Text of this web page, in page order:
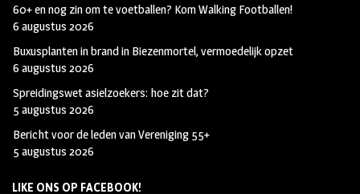
60+ en nog zin om te voetballen? Kom Walking Footballen!
6 augustus 2026
Buxusplanten in brand in Biezenmortel, vermoedelijk opzet
6 augustus 2026
Spreidingswet asielzoekers: hoe zit dat?
5 augustus 2026
Bericht voor de leden van Vereniging 55+
5 augustus 2026
LIKE ONS OP FACEBOOK!